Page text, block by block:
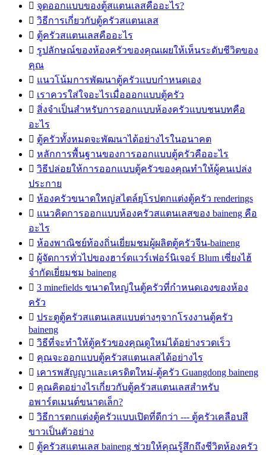
 จุดออกแบบของตู้สแตนเลสคืออะไร?
 วิธีการเกี่ยวกับตู้ครัวสแตนเลส
 ตู้ครัวสแตนเลสคืออะไร
 รูปลักษณ์ของห้องครัวของคุณเผยให้เห็นระดับชีวิตของ
คุณ
 แนวโน้มการพัฒนาตู้ครัวแบบกำหนดเอง
 เราควรใส่ใจอะไรเมื่อออกแบบตู้ครัว
 สิ่งจำเป็นสำหรับการออกแบบห้องครัวแบบชนบทคือ
อะไร
 ตู้ครัวทั้งหมดจะพัฒนาได้อย่างไรในอนาคต
 หลักการพื้นฐานของการออกแบบตู้ครัวคืออะไร
 วิธีปล่อยให้การออกแบบตู้ครัวของคุณทำให้ผู้คนเปล่ง
ประกาย
 ห้องครัวขนาดใหญ่สไตล์ยุโรปตกแต่งตู้ครัว renderings
 แนวคิดการออกแบบห้องครัวสแตนเลสของ baineng คือ
อะไร
 ห้องพาณิชย์ท้องถิ่นเยี่ยมชมผู้ผลิตตู้ครัวจีน-baineng
 ผู้จัดการทั่วไปของฮาร์ดแวร์เฟอร์นิเจอร์ Blum เซี่ยงไฮ้
จำกัดเยี่ยมชม baineng
 3 minefields ขนาดใหญ่ในตู้ครัวที่กำหนดเองของห้อง
ครัว
 ประตูตู้ครัวสแตนเลสแบบต่างๆจากโรงงานตู้ครัว
baineng
 วิธีที่จะทำให้ตู้ครัวของคุณดูใหม่ได้อย่างรวดเร็ว
 คุณจะออกแบบตู้ครัวสแตนเลสได้อย่างไร
 เคารพสัญญาและเครดิตใหม่-ตู้ครัว Guangdong baineng
 คุณคิดอย่างไรเกี่ยวกับตู้ครัวสแตนเลสสำหรับ
อพาร์ตเมนต์ขนาดเล็ก?
 วิธีการตกแต่งตู้ครัวแบบเปิดที่ดีกว่า --- ตู้ครัวเคลือบสี
ขาวเป็นตัวอย่าง
 ตู้ครัวสแตนเลส baineng ช่วยให้คุณรู้สึกถึงชีวิตห้องครัว